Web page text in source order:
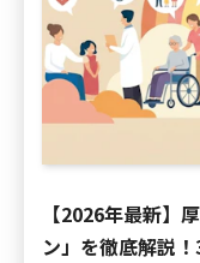
【2026年最新】
ン」を徹底解説